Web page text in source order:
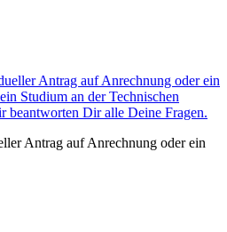
Antrag auf Anrechnung oder ein